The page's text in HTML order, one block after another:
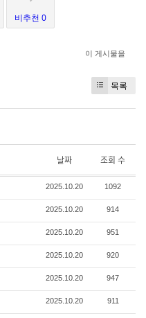
비추천 0
이 게시물을
목록
날짜 조회 수
2025.10.20 1092
2025.10.20 914
2025.10.20 951
2025.10.20 920
2025.10.20 947
2025.10.20 911